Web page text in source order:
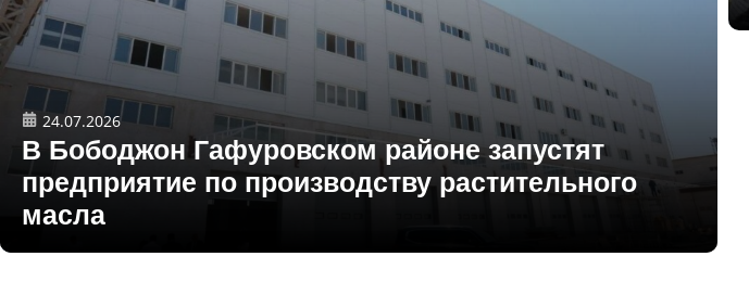
24.07.2026
В Бободжон Гафуровском районе запустят
предприятие по производству растительного
масла